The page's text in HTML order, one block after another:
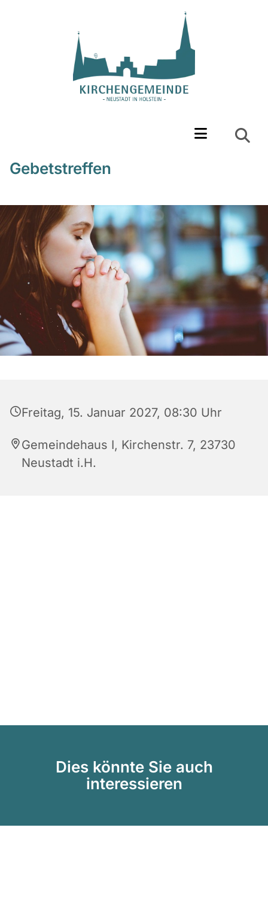
Gebetstreffen
Freitag, 15. Januar 2027, 08:30 Uhr
Gemeindehaus I, Kirchenstr. 7, 23730
Neustadt i.H.
Dies könnte Sie auch
interessieren